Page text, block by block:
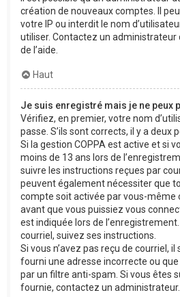
création de nouveaux comptes. Il
votre IP ou interdit le nom
utiliser. Contactez un
de l’aide.
Haut
Je suis enregistré mais je ne peux
Vérifiez, en premier, votre nom
passe. S’ils sont corrects, il y a deux
Si la gestion COPPA est active et si
moins de 13 ans lors de
suivre les instructions reçues par
peuvent également nécessiter que
compte soit activée par vous-même
avant que vous puissiez vous
est indiquée lors de
courriel, suivez ses instructions.
Si vous n’avez pas reçu de courriel,
fourni une adresse incorrecte ou
par un filtre anti-spam. Si vous êtes
fournie, contactez un administrateur.